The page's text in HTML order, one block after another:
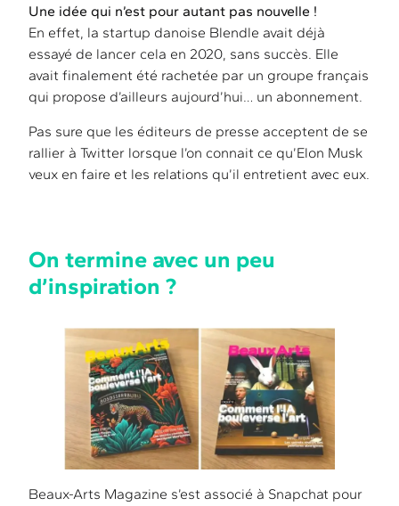
Une idée qui n’est pour autant pas nouvelle !
En effet, la startup danoise Blendle avait déjà
essayé de lancer cela en 2020, sans succès. Elle
avait finalement été rachetée par un groupe français
qui propose d’ailleurs aujourd’hui… un abonnement.
Pas sure que les éditeurs de presse acceptent de se
rallier à Twitter lorsque l’on connait ce qu’Elon Musk
veux en faire et les relations qu’il entretient avec eux.
On termine avec un peu
d’inspiration ?
Beaux-Arts Magazine s’est associé à Snapchat pour